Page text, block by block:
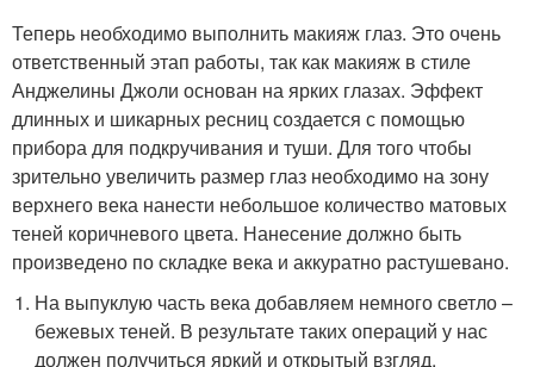
Теперь необходимо выполнить макияж глаз. Это очень
ответственный этап работы, так как макияж в стиле
Анджелины Джоли основан на ярких глазах. Эффект
длинных и шикарных ресниц создается с помощью
прибора для подкручивания и туши. Для того чтобы
зрительно увеличить размер глаз необходимо на зону
верхнего века нанести небольшое количество матовых
теней коричневого цвета. Нанесение должно быть
произведено по складке века и аккуратно растушевано.
На выпуклую часть века добавляем немного светло –
бежевых теней. В результате таких операций у нас
должен получиться яркий и открытый взгляд.